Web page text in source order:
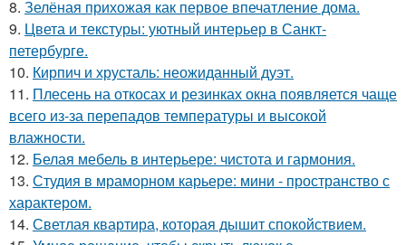
8. Зелёная прихожая как первое впечатление дома.
9. Цвета и текстуры: уютный интерьер в Санкт-
петербурге.
10. Кирпич и хрусталь: неожиданный дуэт.
11. Плесень на откосах и резинках окна появляется чаще
всего из-за перепадов температуры и высокой
влажности.
12. Белая мебель в интерьере: чистота и гармония.
13. Студия в мраморном карьере: мини - пространство с
характером.
14. Светлая квартира, которая дышит спокойствием.